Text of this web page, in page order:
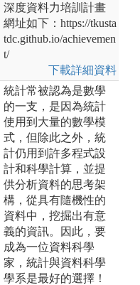
深度資料力培訓計畫
網址如下：https://tkusta
tdc.github.io/achievemen
t/
下載詳細資料
統計常被認為是數學
的一支，是因為統計
使用到大量的數學模
式，但除此之外，統
計仍用到許多程式設
計和科學計算，並提
供分析資料的思考架
構，從具有隨機性的
資料中，挖掘出有意
義的資訊。因此，要
成為一位資料科學
家，統計與資料科學
學系是最好的選擇！